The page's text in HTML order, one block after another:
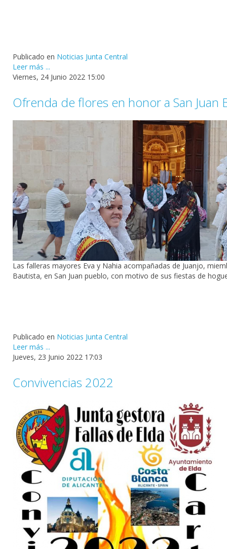
Publicado en Noticias Junta Central
Leer más ...
Viernes, 24 Junio 2022 15:00
Ofrenda de flores en honor a San Juan
Las falleras mayores Eva y Nahia acompañadas de Juanjo,
Bautista, en San Juan pueblo, con motivo de sus fiestas de
Publicado en Noticias Junta Central
Leer más ...
Jueves, 23 Junio 2022 17:03
Convivencias 2022